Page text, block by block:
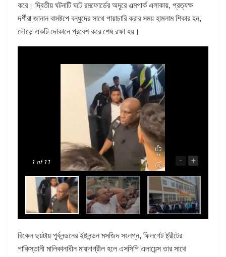
করে। দ্বিতীয় ঘটনাটি ঘটে রমফোর্ডের অদূরে এল্মপার্ক এলাকায়, প্রত্যক্ষ
দর্শীরা জানান বাসষ্টপে বন্ধুদের সাথে পায়াচারি করার সময় হামলাম শিকার হন,
দৌড়ে একটি দোকানে প্রবেশ করে শেষ রক্ষা হয়।
1 of 11 - +
বিকেল ছয়টায় পূর্বলন্ডনের ইষ্টলন্ডন মসজিদ সংলগ্ন, ফিলগেট ষ্ট্রীটের
পাকিস্তানী মালিকানাধীন মায়দাগ্রীল হলে এসসিপি এলায়েন্স তার সাথে